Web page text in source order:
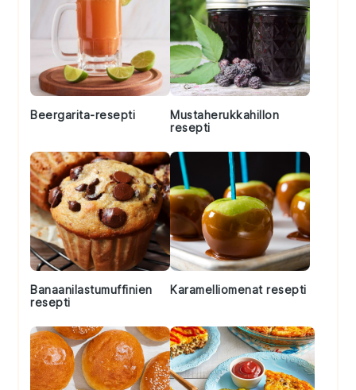
Beergarita-resepti
Mustaherukkahillon
resepti
Banaanilastumuffinien
resepti
Karamelliomenat resepti